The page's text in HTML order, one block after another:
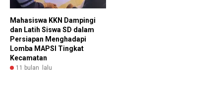
Mahasiswa KKN Dampingi
dan Latih Siswa SD dalam
Persiapan Menghadapi
Lomba MAPSI Tingkat
Kecamatan
11 bulan lalu